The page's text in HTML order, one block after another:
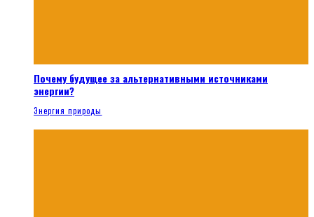
Почему будущее за альтернативными источниками
энергии?
Энергия природы